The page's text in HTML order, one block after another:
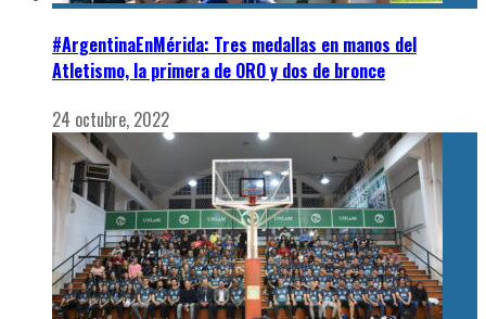
#ArgentinaEnMérida: Tres medallas en manos del
Atletismo, la primera de ORO y dos de bronce
24 octubre, 2022